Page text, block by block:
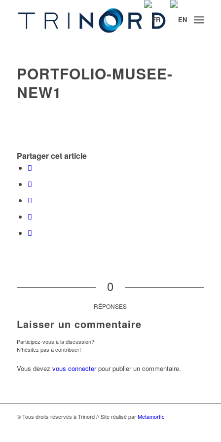
PORTFOLIO-MUSEE-
NEW1
Partager cet article
0
RÉPONSES
Laisser un commentaire
Participez-vous à la discussion?
N'hésitez pas à contribuer!
Vous devez vous connecterpour publier un commentaire.
© Tous droits réservés à Trinord // Site réalisé parMetamorfic